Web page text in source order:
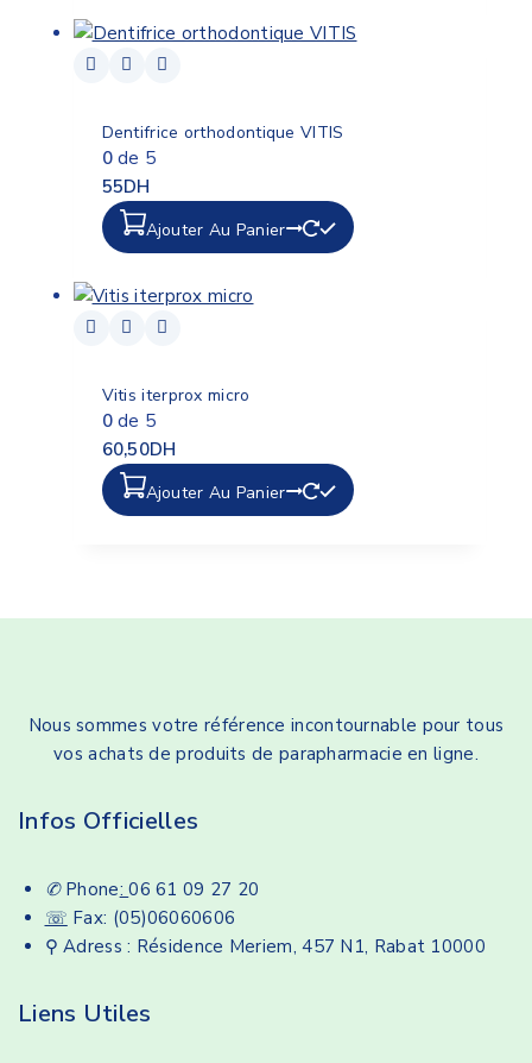
Dentifrice orthodontique VITIS
0de 5
55DH
Ajouter Au Panier
Vitis iterprox micro
0de 5
60,50DH
Ajouter Au Panier
Nous sommes votre référence incontournable pour tous
vos achats de produits de parapharmacie en ligne.
Infos Officielles
✆Phone:06 61 09 27 20
☏ Fax: (05)06060606
⚲ Adress : Résidence Meriem, 457 N1, Rabat 10000
Liens Utiles